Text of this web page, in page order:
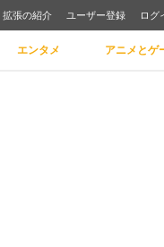
拡張の紹介 ユーザー登録 ログ
エンタメ アニメとゲ